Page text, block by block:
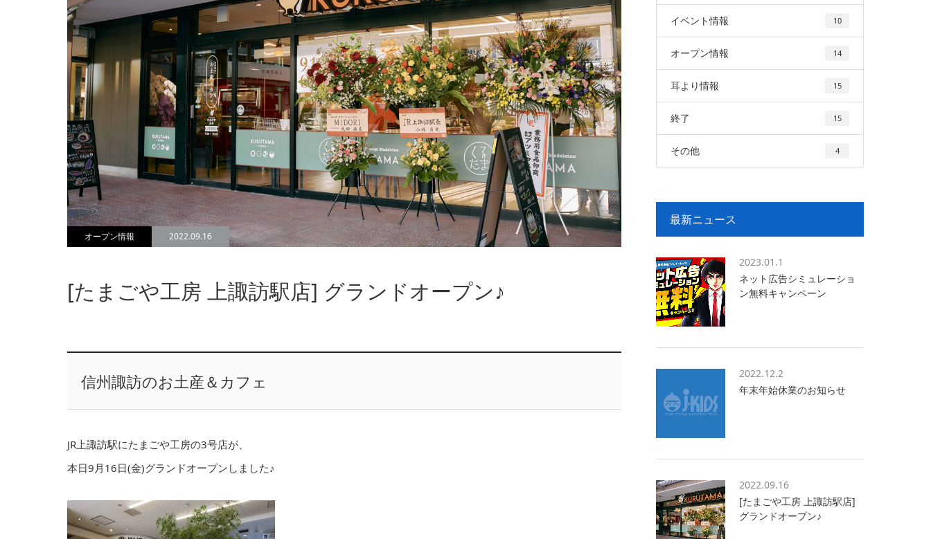
オープン情報 2022.09.16
[たまごや工房 上諏訪駅店] グランドオープン♪
信州諏訪のお土産＆カフェ
JR上諏訪駅にたまごや工房の3号店が、
本日9月16日(金)グランドオープンしました♪
イベント情報 10
オープン情報 14
耳より情報 15
終了 15
その他 4
最新ニュース
2023.01.1
ネット広告シミュレーショ
ン無料キャンペーン
2022.12.2
年末年始休業のお知らせ
2022.09.16
[たまごや工房 上諏訪駅店]
グランドオープン♪